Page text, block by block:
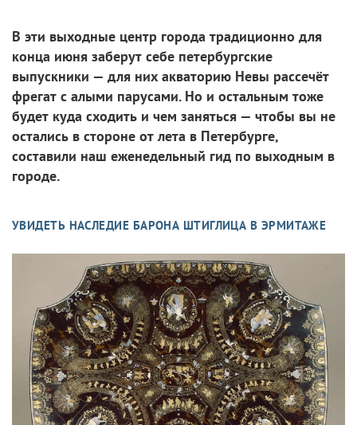
В эти выходные центр города традиционно для
конца июня заберут себе петербургские
выпускники — для них акваторию Невы рассечёт
фрегат с алыми парусами. Но и остальным тоже
будет куда сходить и чем заняться — чтобы вы не
остались в стороне от лета в Петербурге,
составили наш еженедельный гид по выходным в
городе.
УВИДЕТЬ НАСЛЕДИЕ БАРОНА ШТИГЛИЦА В ЭРМИТАЖЕ